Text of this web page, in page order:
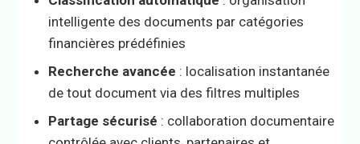
intelligente des documents par catégories
financières prédéfinies
Recherche avancée : localisation instantanée
de tout document via des filtres multiples
Partage sécurisé : collaboration documentaire